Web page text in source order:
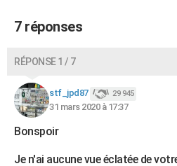
BONS PLANS
Dictionnaire
Biographies
Citations
Expressions
Proverbes
PROGRAMME TV
COPAINS D'AVANT
S'inscrire
Se connecter
Lycées
Collèges
Primaires
Universités
Entreprises
Service militaire
Avis de recherche
7 réponses
RÉPONSE 1 / 7
stf_jpd87 29 945
31 mars 2020 à 17:37
Bonspoir
Je n'ai aucune vue éclatée de